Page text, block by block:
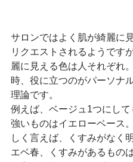
サロンではよく肌が綺麗に
リクエストされるようです
麗に見える色は人それぞれ
時、役に立つのがパーソナ
理論です。
例えば、ベージュ1つにし
強いものはイエローベース
しく言えば、くすみがなく
エベ春、くすみがあるもの